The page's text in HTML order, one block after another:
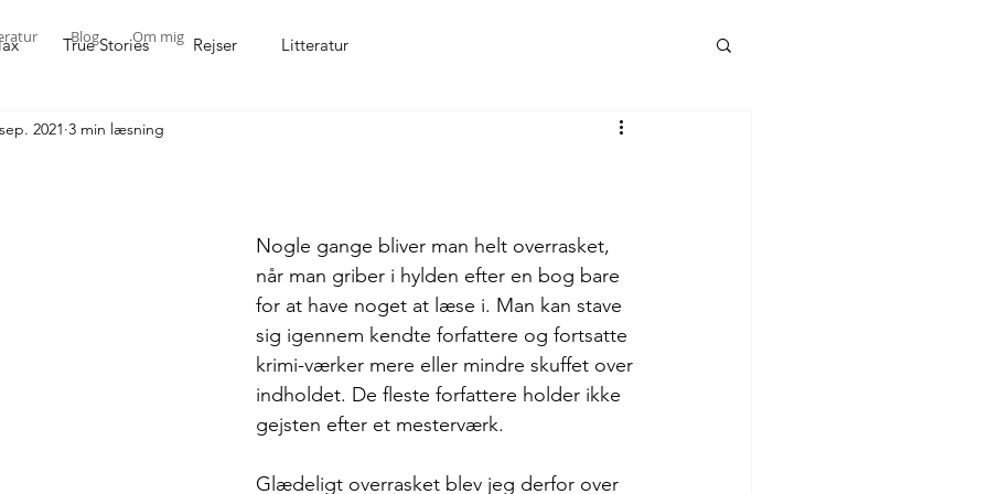
Blog Om mig
True Stories Rejser Litteratur
2021 3 min læsning
Nogle gange bliver man helt overrasket,
når man griber i hylden efter en bog bare
for at have noget at læse i. Man kan stave
sig igennem kendte forfattere og fortsatte
krimi-værker mere eller mindre skuffet over
indholdet. De fleste forfattere holder ikke
gejsten efter et mesterværk.
Glædeligt overrasket blev jeg derfor over